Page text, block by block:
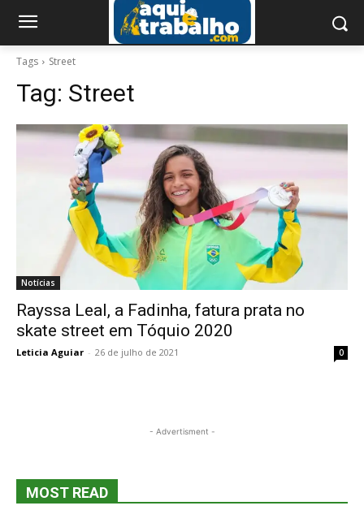
Tags Street
Tag: Street
Notícias
Rayssa Leal, a Fadinha, fatura prata no
skate street em Tóquio 2020
Leticia Aguiar - 26 de julho de 2021 0
- Advertisment -
MOST READ